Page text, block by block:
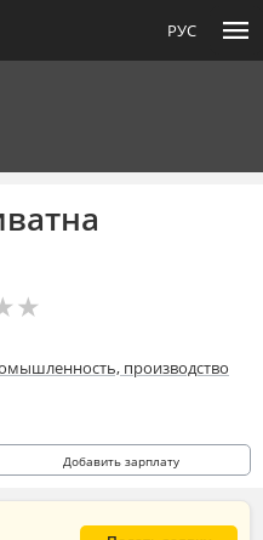
РУС menu
★
★
производство
Добавить зарплату